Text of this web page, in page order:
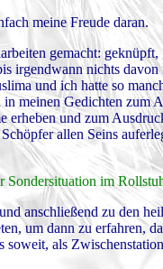
meine Freude daran.
gemacht: geknüpft,
irgendwann nichts
und ich hatte so
meinen Gedichten zum
erheben und zum
allen Seins
Sondersituation im
anschließend zu den
um dann zu erfahren,
als